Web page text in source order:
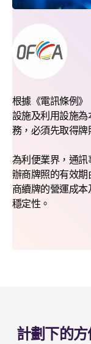
根據《電訊條例
設施及利用設施
務，必須先取得牌
為利便業界，通
辦商牌照的有效
商續牌的營運成
穩定性。
計劃下的